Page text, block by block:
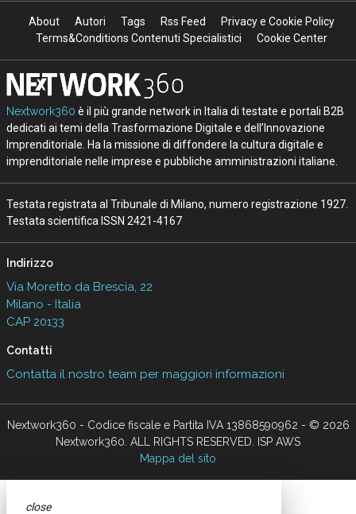
About Autori Tags Rss Feed
Privacy e Cookie Policy
Terms&Conditions Contenuti Specialistici
Cookie Center
Nextwork360 è il più grande network in Italia di testate e portali B2B
dedicati ai temi della Trasformazione Digitale e dell’Innovazione
Imprenditoriale. Ha la missione di diffondere la cultura digitale e
imprenditoriale nelle imprese e pubbliche amministrazioni italiane.
Testata registrata al Tribunale di Milano, numero registrazione 1927.
Testata scientifica ISSN 2421-4167
Indirizzo
Via Moretto da Brescia, 22
Milano - Italia
CAP 20133
Contatti
Contatta il nostro team per maggiori informazioni
Nextwork360 - Codice fiscale e Partita IVA 13868590962 - © 2026
Nextwork360. ALL RIGHTS RESERVED. ISP AWS
Mappa del sito
close